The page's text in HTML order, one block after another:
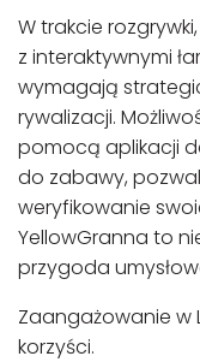
W trakcie
z interaktywnymi
wymagają
rywalizacji.
pomocą aplikacji
do zabawy,
weryfikowanie
YellowGranna to
przygoda
Zaangażowanie w
korzyści.